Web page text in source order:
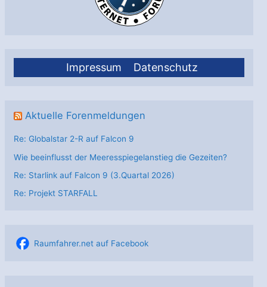
Impressum Datenschutz
Aktuelle Forenmeldungen
Re: Globalstar 2-R auf Falcon 9
Wie beeinflusst der Meeresspiegelanstieg die Gezeiten?
Re: Starlink auf Falcon 9 (3.Quartal 2026)
Re: Projekt STARFALL
Raumfahrer.net auf Facebook